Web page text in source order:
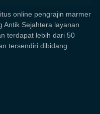
online pengrajin marmer
Antik Sejahtera layanan
terdapat lebih dari 50
tersendiri dibidang